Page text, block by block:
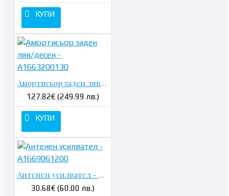
КУПИ
Амортисьор заден ляв/десен - A1663200130
127.82€ (249.99 лв.)
КУПИ
Антенен усилвател - A1669061200
30.68€ (60.00 лв.)